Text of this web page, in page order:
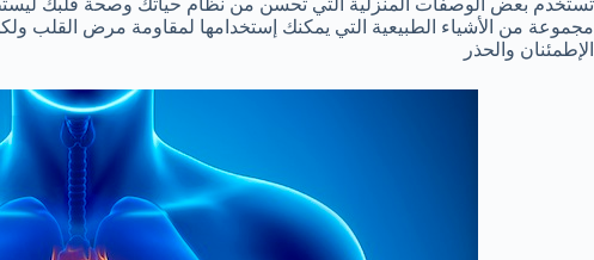
مجموعة من الأشياء الطبيعية التي يمكنك إستخدامها لمقاومة مرض القلب
الإطمئنان والحذر